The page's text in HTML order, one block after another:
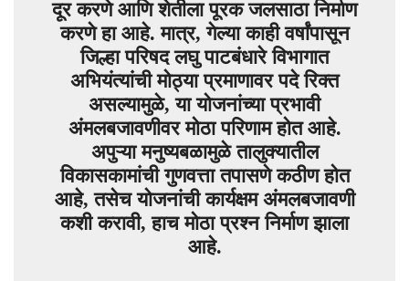
दूर करणे आणि शेतीला पूरक जलसाठा निर्माण
करणे हा आहे. मात्र, गेल्या काही वर्षांपासून
जिल्हा परिषद लघु पाटबंधारे विभागात
अभियंत्यांची मोठ्या प्रमाणावर पदे रिक्त
असल्यामुळे, या योजनांच्या प्रभावी
अंमलबजावणीवर मोठा परिणाम होत आहे.
अपुऱ्या मनुष्यबळामुळे तालुक्यातील
विकासकामांची गुणवत्ता तपासणे कठीण होत
आहे, तसेच योजनांची कार्यक्षम अंमलबजावणी
कशी करावी, हाच मोठा प्रश्न निर्माण झाला
आहे.